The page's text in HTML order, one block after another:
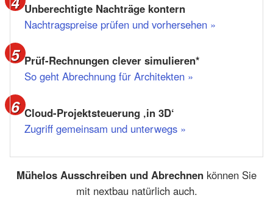
Unberechtigte Nachträge kontern
Nachtragspreise prüfen und vorhersehen »
Prüf-Rechnungen clever simulieren*
So geht Abrechnung für Architekten »
Cloud-Projektsteuerung ‚in 3D‘
Zugriff gemeinsam und unterwegs »
Mühelos Ausschreiben und Abrechnen können Sie
mit nextbau natürlich auch.